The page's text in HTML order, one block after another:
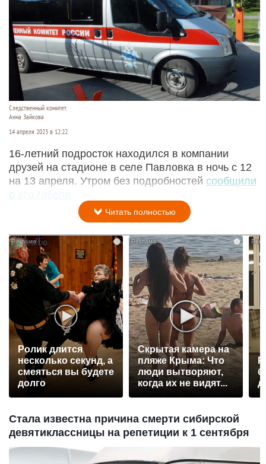
Следственный комитет.
Анна Зайкова
14 апреля 2023 в 12:22
16-летний подросток находился в компании
друзей на стадионе в селе Павловка в ночь с 12
на 13 апреля. Утром без подробностей сообщили
о его гибели
Читать полностью
Ролик длится
несколько секунд, а
смеяться вы будете
долго
i
Скрытая камера на
пляже Крыма: Что
люди вытворяют,
когда их не видят...
Стала известна причина смерти сибирской
девятиклассницы на репетиции к 1 сентября